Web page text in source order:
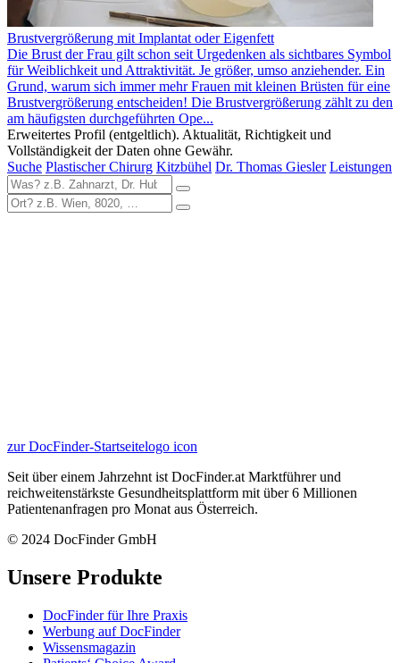
Brustvergrößerung mit Implantat oder Eigenfett
Die Brust der Frau gilt schon seit Urgedenken als sichtbares Symbol
für Weiblichkeit und Attraktivität. Je größer, umso anziehender. Ein
Grund, warum sich immer mehr Frauen mit kleinen Brüsten für eine
Brustvergrößerung entscheiden! Die Brustvergrößerung zählt zu den
am häufigsten durchgeführten Ope...
Erweitertes Profil (entgeltlich). Aktualität, Richtigkeit und
Vollständigkeit der Daten ohne Gewähr.
Suche Plastischer Chirurg Kitzbühel Dr. Thomas Giesler Leistungen
zur DocFinder-Startseitelogo icon
Seit über einem Jahrzehnt ist DocFinder.at Marktführer und
reichweitenstärkste Gesundheitsplattform mit über 6 Millionen
Patientenanfragen pro Monat aus Österreich.
© 2024 DocFinder GmbH
Unsere Produkte
DocFinder für Ihre Praxis
Werbung auf DocFinder
Wissensmagazin